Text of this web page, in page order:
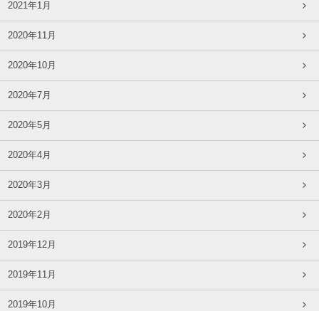
2021年1月
2020年11月
2020年10月
2020年7月
2020年5月
2020年4月
2020年3月
2020年2月
2019年12月
2019年11月
2019年10月